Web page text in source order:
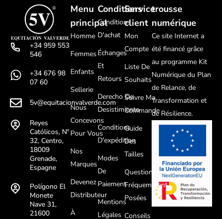
+34 959 553
546
+34 676 98
07 60
5v@equitacionvalverde.com
Reyes
Católicos, Nº
32, Centro,
18009
Grenade,
Espagne
Polígono El
Monete
Nave 31,
21600
Menu
principal
Homme
Femmes
Enfants
Sellerie
Nous
Concevons
Pour Vous
Nos
Marques
Devenez
Distributeur
À
Conditions
Conditions
D'achat
Échanges
Et
Retours
Derecho De
Desistimiento
Conditions
D'expédition
Modes
De
Paiement
Mentions
Légales
Service
client
Mon
Compte
Liste De
Souhaits
Suivre Ma
Commande
Guide
Des
Tailles
Questions
Fréquemment
Posées
Conseils
trousse
numérique
Ce site Internet a
été financé grâce
au programme Kit
Numérique du Plan
de Relance, de
Transformation et
de Résilience.